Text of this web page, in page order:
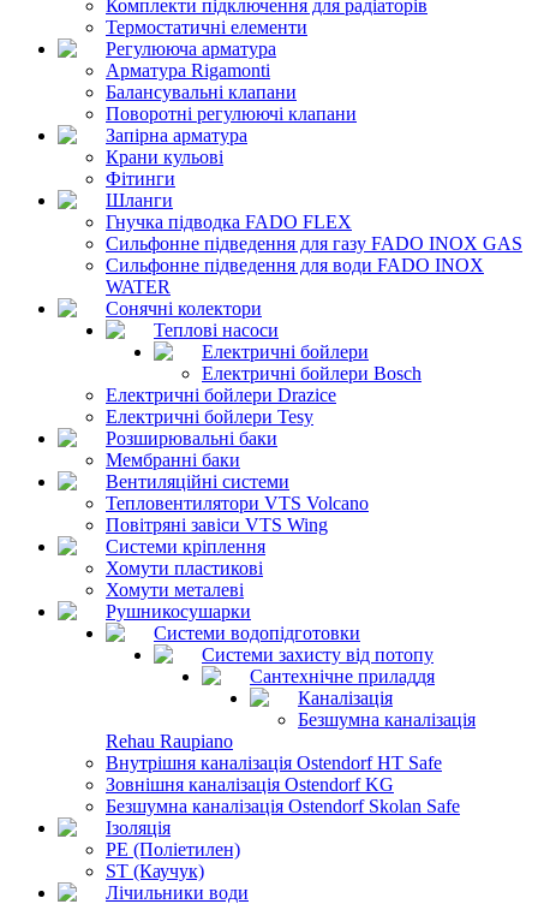
Комплекти підключення для радіаторів
Термостатичні елементи
Регулююча арматура
Арматура Rigamonti
Балансувальні клапани
Поворотні регулюючі клапани
Запірна арматура
Крани кульові
Фітинги
Шланги
Гнучка підводка FADO FLEX
Сильфонне підведення для газу FADO INOX GAS
Сильфонне підведення для води FADO INOX
WATER
Сонячні колектори
Теплові насоси
Електричні бойлери
Електричні бойлери Bosch
Електричні бойлери Drazice
Електричні бойлери Tesy
Розширювальні баки
Мембранні баки
Вентиляційні системи
Тепловентилятори VTS Volcano
Повітряні завіси VTS Wing
Системи кріплення
Хомути пластикові
Хомути металеві
Рушникосушарки
Системи водопідготовки
Системи захисту від потопу
Сантехнічне приладдя
Каналізація
Безшумна каналізація
Rehau Raupiano
Внутрішня каналізація Ostendorf HT Safe
Зовнішня каналізація Ostendorf KG
Безшумна каналізація Ostendorf Skolan Safe
Ізоляція
PE (Поліетилен)
ST (Каучук)
Лічильники води